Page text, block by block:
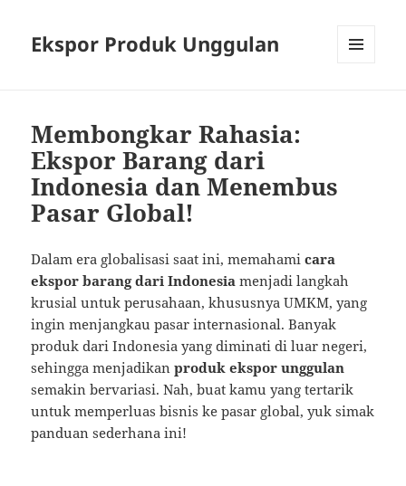
Ekspor Produk Unggulan
Membongkar Rahasia:
Ekspor Barang dari
Indonesia dan Menembus
Pasar Global!
Dalam era globalisasi saat ini, memahamicara
ekspor barang dari Indonesia menjadi langkah
krusial untuk perusahaan, khususnya UMKM, yang
ingin menjangkau pasar internasional. Banyak
produk dari Indonesia yang diminati di luar negeri,
sehingga menjadikanproduk ekspor unggulan
semakin bervariasi. Nah, buat kamu yang tertarik
untuk memperluas bisnis ke pasar global, yuk simak
panduan sederhana ini!